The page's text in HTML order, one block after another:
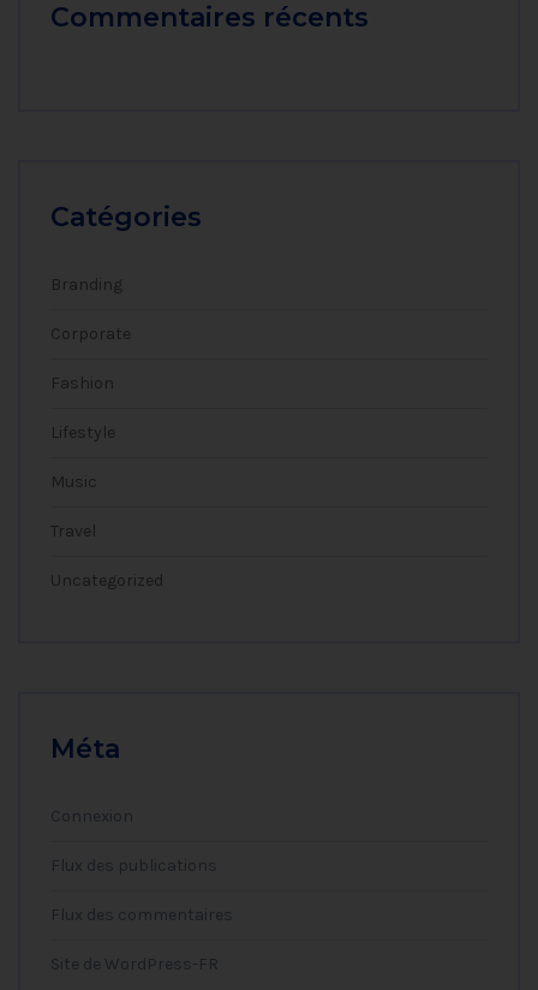
Commentaires récents
Catégories
Branding
Corporate
Fashion
Lifestyle
Music
Travel
Uncategorized
Méta
Connexion
Flux des publications
Flux des commentaires
Site de WordPress-FR